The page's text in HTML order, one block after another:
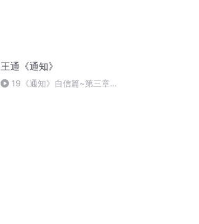
王通《通知》
19《通知》自信篇~第三章提